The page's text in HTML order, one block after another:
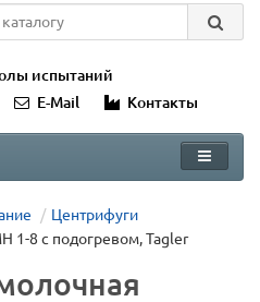
испытаний
E-Mail Контакты
Центрифуги
1-8 с подогревом, Tagler